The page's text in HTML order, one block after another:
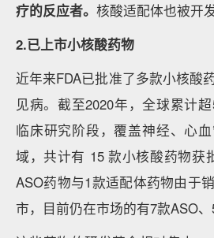
疗的反应者。 核酸适配体也被开
2.已上市小核酸药物
近年来FDA已批准了多款小核酸
见病。截至2020年，全球累计
临床研究阶段，覆盖神经、心
域，共计有 15 款小核酸药物获
ASO药物与1款适配体药物由于
市，目前仍在市场的有7款ASO、